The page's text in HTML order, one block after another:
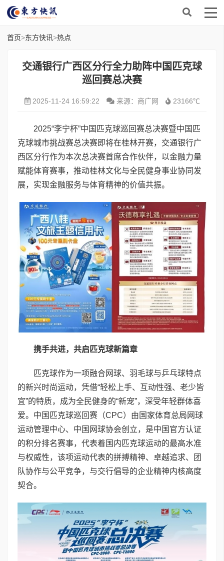
首页>东方快讯>热点
交通银行广西区分行全力助阵中国匹克球
巡回赛总决赛
2025-11-24 16:59:22 来源：商广网 23166℃
2025“李宁杯”中国匹克球巡回赛总决赛暨中国匹
克球城市挑战赛总决赛即将在桂林开赛，交通银行广
西区分行作为本次总决赛首席合作伙伴，以金融力量
赋能体育赛事，推动桂林文化与全民健身事业协同发
展，实现金融服务与体育精神的价值共振。
携手共进，共启匹克球新篇章
匹克球作为一项融合网球、羽毛球与乒乓球特点
的新兴时尚运动，凭借“轻松上手、互动性强、老少皆
宜”的特质，成为全民健身的“新宠”，深受年轻群体喜
爱。中国匹克球巡回赛（CPC）由国家体育总局网球
运动管理中心、中国网球协会创立，是中国官方认证
的积分排名赛事，代表着国内匹克球运动的最高水准
与权威性，该项运动代表的拼搏精神、卓越追求、团
队协作与公平竞争，与交行倡导的企业精神内核高度
契合。